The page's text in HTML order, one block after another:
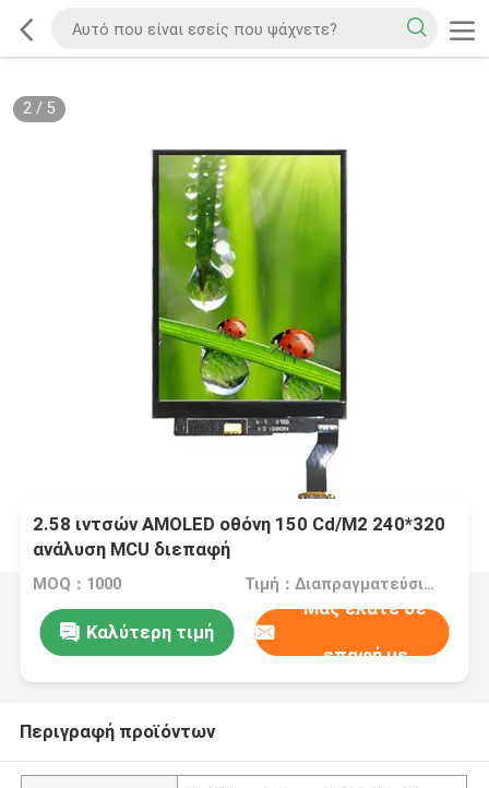
2/ 5
2.58 ιντσών AMOLED οθόνη 150 Cd/M2 240*320
ανάλυση MCU διεπαφή
MOQ：1000 Τιμή：Διαπραγματεύσιμα
Καλύτερη τιμή
Μας ελάτε σε
επαφή με
Περιγραφή προϊόντων